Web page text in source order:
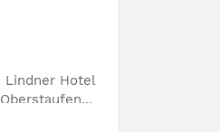
Lindner Hotel
Oberstaufen...